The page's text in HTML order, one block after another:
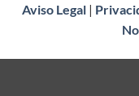
Aviso Legal |